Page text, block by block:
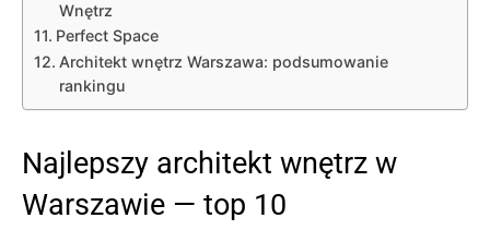
Wnętrz
Perfect Space
Architekt wnętrz Warszawa: podsumowanie
rankingu
Najlepszy architekt wnętrz w
Warszawie — top 10